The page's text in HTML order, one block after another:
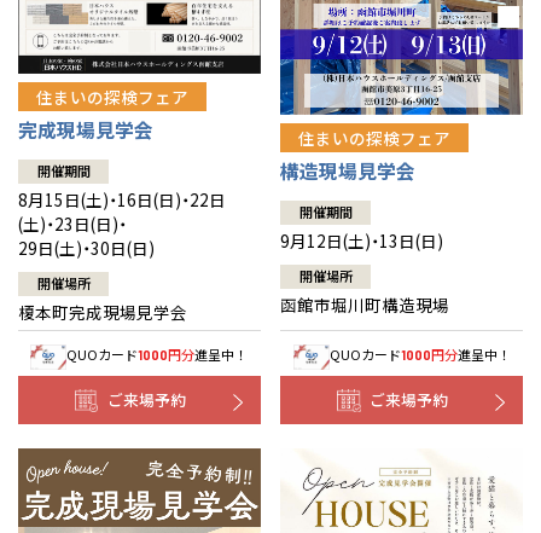
採用情報
住まいの探検フェア
完成現場見学会
開催期間
8月15日(土)・16日(日)・22日
(土)・23日(日)・
29日(土)・30日(日)
開催場所
榎本町完成現場見学会
QUOカード1000円分進呈中！
ご来場予約
住まいの探検フェア
構造現場見学会
開催期間
9月12日(土)・13日(日)
開催場所
函館市堀川町構造現場
QUOカード1000円分進呈中！
ご来場予約